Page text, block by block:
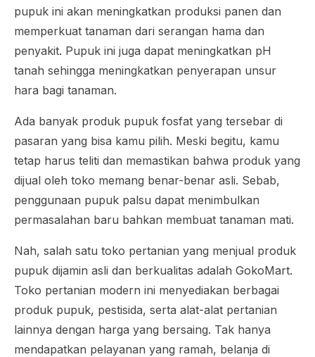
pupuk ini akan meningkatkan produksi panen dan
memperkuat tanaman dari serangan hama dan
penyakit. Pupuk ini juga dapat meningkatkan pH
tanah sehingga meningkatkan penyerapan unsur
hara bagi tanaman.
Ada banyak produk pupuk fosfat yang tersebar di
pasaran yang bisa kamu pilih. Meski begitu, kamu
tetap harus teliti dan memastikan bahwa produk yang
dijual oleh toko memang benar-benar asli. Sebab,
penggunaan pupuk palsu dapat menimbulkan
permasalahan baru bahkan membuat tanaman mati.
Nah, salah satu toko pertanian yang menjual produk
pupuk dijamin asli dan berkualitas adalah GokoMart.
Toko pertanian modern ini menyediakan berbagai
produk pupuk, pestisida, serta alat-alat pertanian
lainnya dengan harga yang bersaing. Tak hanya
mendapatkan pelayanan yang ramah, belanja di